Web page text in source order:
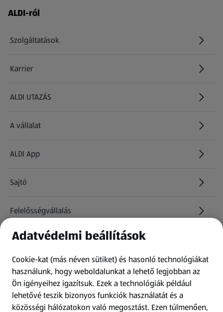
Láblécmenü - további linkek
ALDI-ról
Szolgáltatások
Karrier
(új oldalon nyílik meg)
ALDI UTAZÁS
(új oldalon nyílik meg)
A vállalat
ALDI App
Sajtó
Felelősségvállalás
Információk
Kérdőív
Fizetési lehetőségek
Adatvédelmi beállítások
Cookie-kat (más néven sütiket) és hasonló technológiákat
használunk, hogy weboldalunkat a lehető legjobban az
Ön igényeihez igazítsuk. Ezek a technológiák például
lehetővé teszik bizonyos funkciók használatát és a
közösségi hálózatokon való megosztást. Ezen túlmenően,